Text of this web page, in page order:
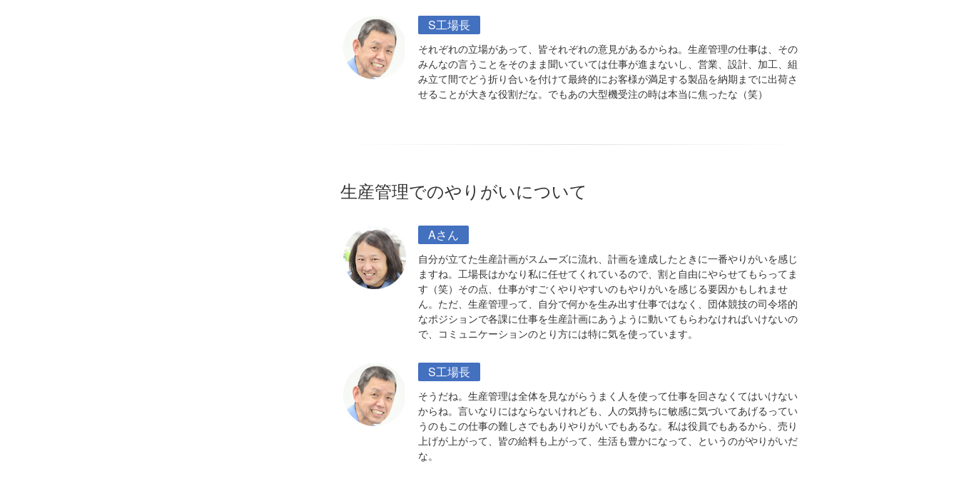
S工場長
それぞれの立場があって、皆それぞれの意見があるからね。生産管理の仕事は、その
みんなの言うことをそのまま聞いていては仕事が進まないし、営業、設計、加工、組
み立て間でどう折り合いを付けて最終的にお客様が満足する製品を納期までに出荷さ
せることが大きな役割だな。でもあの大型機受注の時は本当に焦ったな（笑）
生産管理でのやりがいについて
Aさん
自分が立てた生産計画がスムーズに流れ、計画を達成したときに一番やりがいを感じ
ますね。工場長はかなり私に任せてくれているので、割と自由にやらせてもらってま
す（笑）その点、仕事がすごくやりやすいのもやりがいを感じる要因かもしれませ
ん。ただ、生産管理って、自分で何かを生み出す仕事ではなく、団体競技の司令塔的
なポジションで各課に仕事を生産計画にあうように動いてもらわなければいけないの
で、コミュニケーションのとり方には特に気を使っています。
S工場長
そうだね。生産管理は全体を見ながらうまく人を使って仕事を回さなくてはいけない
からね。言いなりにはならないけれども、人の気持ちに敏感に気づいてあげるってい
うのもこの仕事の難しさでもありやりがいでもあるな。私は役員でもあるから、売り
上げが上がって、皆の給料も上がって、生活も豊かになって、というのがやりがいだ
な。